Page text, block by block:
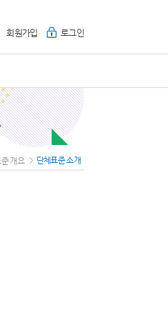
회원가입 로그인
개요 단체표준 소개